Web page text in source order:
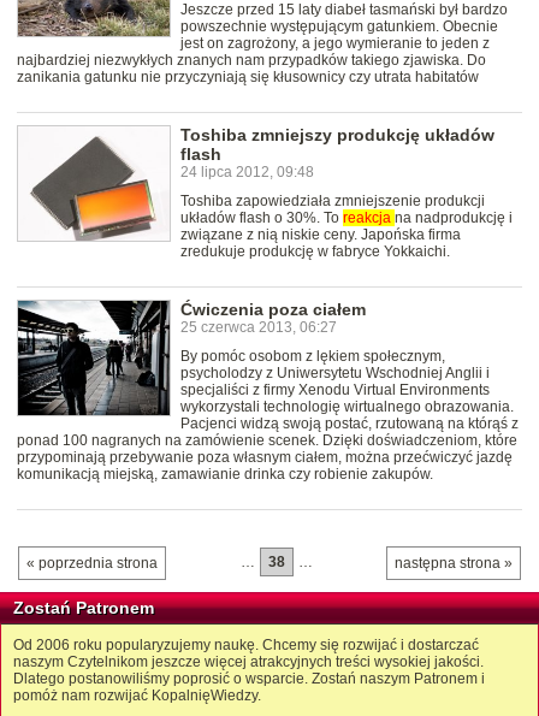
Jeszcze przed 15 laty diabeł tasmański był bardzo
powszechnie występującym gatunkiem. Obecnie
jest on zagrożony, a jego wymieranie to jeden z
najbardziej niezwykłych znanych nam przypadków takiego zjawiska. Do
zanikania gatunku nie przyczyniają się kłusownicy czy utrata habitatów
Toshiba zmniejszy produkcję układów
flash
24 lipca 2012, 09:48
Toshiba zapowiedziała zmniejszenie produkcji
układów flash o 30%. To reakcja na nadprodukcję i
związane z nią niskie ceny. Japońska firma
zredukuje produkcję w fabryce Yokkaichi.
Ćwiczenia poza ciałem
25 czerwca 2013, 06:27
By pomóc osobom z lękiem społecznym,
psycholodzy z Uniwersytetu Wschodniej Anglii i
specjaliści z firmy Xenodu Virtual Environments
wykorzystali technologię wirtualnego obrazowania.
Pacjenci widzą swoją postać, rzutowaną na którąś z
ponad 100 nagranych na zamówienie scenek. Dzięki doświadczeniom, które
przypominają przebywanie poza własnym ciałem, można przećwiczyć jazdę
komunikacją miejską, zamawianie drinka czy robienie zakupów.
« poprzednia strona następna strona »
… 38 …
Zostań Patronem
Od 2006 roku popularyzujemy naukę. Chcemy się rozwijać i dostarczać
naszym Czytelnikom jeszcze więcej atrakcyjnych treści wysokiej jakości.
Dlatego postanowiliśmy poprosić o wsparcie. Zostań naszym Patronem i
pomóż nam rozwijać KopalnięWiedzy.